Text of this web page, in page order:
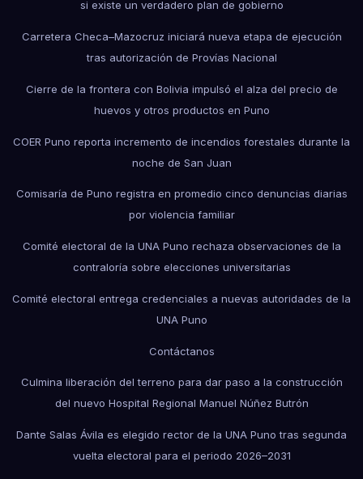
si existe un verdadero plan de gobierno
Carretera Checa–Mazocruz iniciará nueva etapa de ejecución
tras autorización de Provías Nacional
Cierre de la frontera con Bolivia impulsó el alza del precio de
huevos y otros productos en Puno
COER Puno reporta incremento de incendios forestales durante la
noche de San Juan
Comisaría de Puno registra en promedio cinco denuncias diarias
por violencia familiar
Comité electoral de la UNA Puno rechaza observaciones de la
contraloría sobre elecciones universitarias
Comité electoral entrega credenciales a nuevas autoridades de la
UNA Puno
Contáctanos
Culmina liberación del terreno para dar paso a la construcción
del nuevo Hospital Regional Manuel Núñez Butrón
Dante Salas Ávila es elegido rector de la UNA Puno tras segunda
vuelta electoral para el periodo 2026–2031